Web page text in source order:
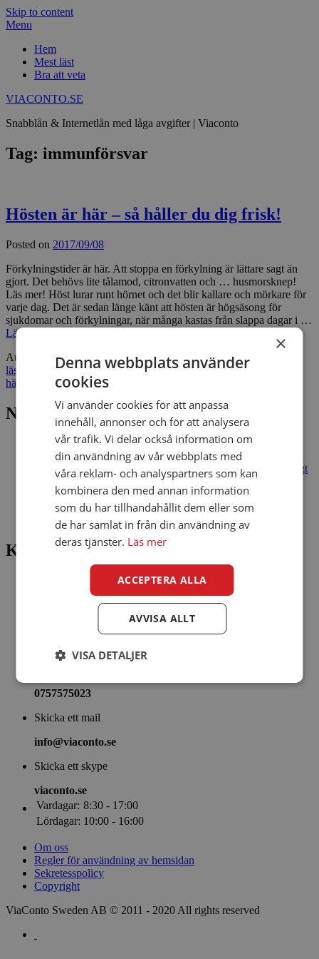
Skip to content
Menu
Hem
Mest läst
Bra att veta
VIACONTO.SE
Snabblån & Internetlån med låga avgifter | Viaconto
Tag: immunförsvar
Hösten är här – så håller du dig frisk!
Posted on 2017/09/08
Förkylningstider är här. Att stoppa en förkylning är lättare sagt än
gjort. Det behövs lite tålamod, citronvatten och … husmorsknep!
Läs mer! Höst lurar runt hörnet och det blir kallare och mörkare för
varje dag. Det är sedan länge känt att hösten är högsäsong för
sjukdomar och förkylningar, när många kastas från slappa dagar i …
Läs mer
Author
ViaContoCategories Bra att veta, Finans, Intressant
läst
Nyheter,ViaConto BloggTagsfamiljehälsa,förkylning
hälsa
hälsan,hälsotips,
NYA INLÄGG
Slutet på sommaren: 7 tips för att njuta av de sista veckorna
Så skyddar du dina pengar mot bedragare – 7 enkla regler
Billiga flygbiljetter 2026: så hittar du ett bra pris utan onödigt
krångel
Sommaren är ett perfekt tillfälle att testa lyckan!
Lån online: 7 tips för att låna ansvarsfullt och skydda din
hushållsbudget
Kategorier
0757575023
Skicka ett mail
info@viaconto.se
Skicka ett skype
viaconto.se
Vardagar: 8:30 - 17:00
Lördagar: 10:00 - 16:00
Om oss
Regler för användning av hemsidan
Sekretesspolicy
Copyright
ViaConto Sweden AB © 2011 - 2020 All rights reserved
×
Denna webbplats använder
cookies
Vi använder cookies för att anpassa
innehåll, annonser och för att analysera
vår trafik. Vi delar också information om
din användning av vår webbplats med
våra reklam- och analyspartners som kan
kombinera den med annan information
som du har tillhandahållit dem eller som
de har samlat in från din användning av
deras tjänster. Läs mer
ACCEPTERA ALLA
AVVISA ALLT
VISA DETALJER